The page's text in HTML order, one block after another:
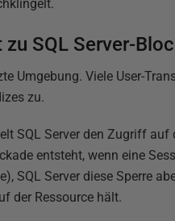
SQL Server-
Umgebung. Viele User-
zu.
SQL Server den Zugriff auf
entsteht, wenn eine
SQL Server diese Sperre
der Ressource hält.